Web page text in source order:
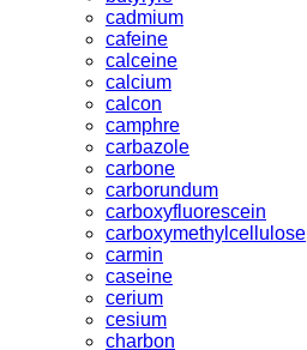
cadmium
cafeine
calceine
calcium
calcon
camphre
carbazole
carbone
carborundum
carboxyfluorescein
carboxymethylcellulose
carmin
caseine
cerium
cesium
charbon